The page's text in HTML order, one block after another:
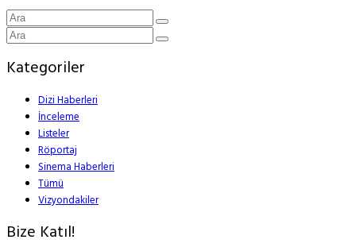
Kategoriler
Dizi Haberleri
İnceleme
Listeler
Röportaj
Sinema Haberleri
Tümü
Vizyondakiler
Bize Katıl!